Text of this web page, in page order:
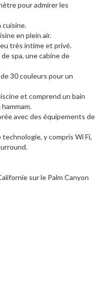
pour admirer les
cuisine.
en plein air.
très intime et privé.
spa, une cabine de
30 couleurs pour un
et comprend un bain
avec des équipements de
y compris Wi Fi,
sur le Palm Canyon